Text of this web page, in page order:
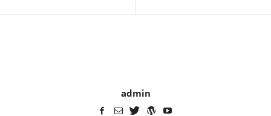
admin